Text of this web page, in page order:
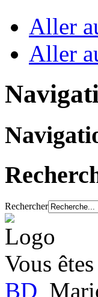
Aller
Aller
Rechercher
Vous
BD